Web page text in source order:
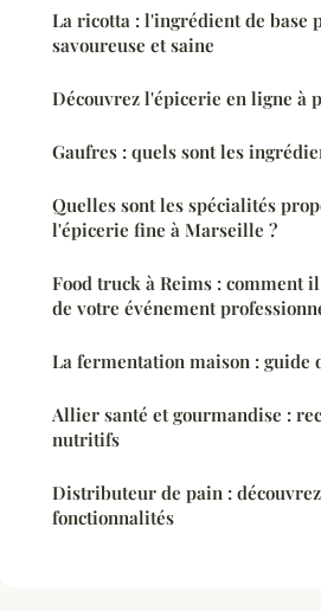
La ricotta : l'ingrédient de base
savoureuse et saine
Découvrez l'épicerie en ligne à
Gaufres : quels sont les
Quelles sont les spécialités
l'épicerie fine à Marseille ?
Food truck à Reims : comment
de votre événement
La fermentation maison : guide
Allier santé et gourmandise :
nutritifs
Distributeur de pain :
fonctionnalités